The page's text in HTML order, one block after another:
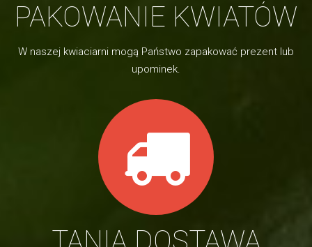
PAKOWANIE KWIATÓW
W naszej kwiaciarni mogą Państwo zapakować prezent lub
upominek.